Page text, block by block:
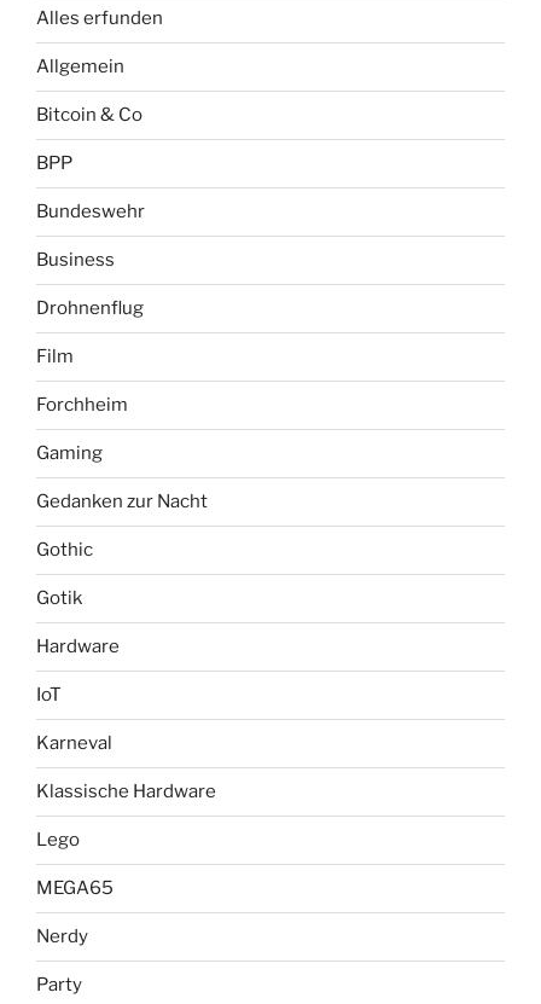
Alles erfunden
Allgemein
Bitcoin & Co
BPP
Bundeswehr
Business
Drohnenflug
Film
Forchheim
Gaming
Gedanken zur Nacht
Gothic
Gotik
Hardware
IoT
Karneval
Klassische Hardware
Lego
MEGA65
Nerdy
Party